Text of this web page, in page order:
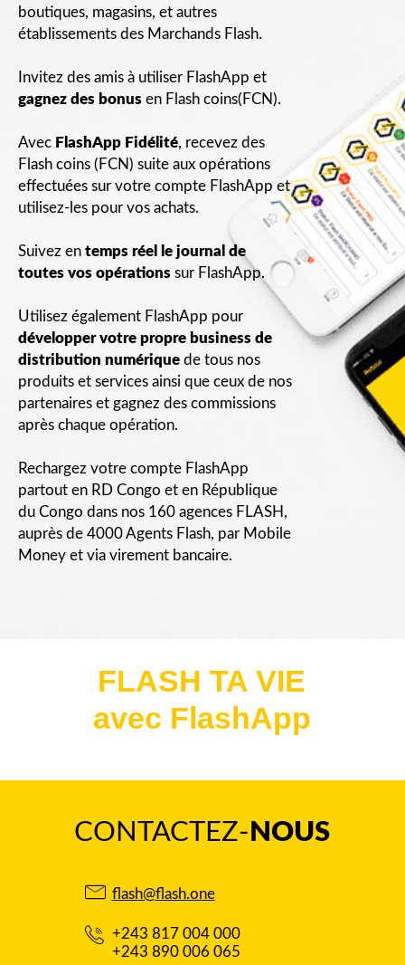
boutiques, magasins, et autres
établissements des Marchands Flash.
Invitez des amis à utiliser FlashApp et
gagnez des bonus en Flash coins(FCN).
Avec FlashApp Fidélité, recevez des
Flash coins (FCN) suite aux opérations
effectuées sur votre compte FlashApp et
utilisez-les pour vos achats.
Suivez en temps réel le journal de
toutes vos opérations sur FlashApp.
Utilisez également FlashApp pour
développer votre propre business de
distribution numérique de tous nos
produits et services ainsi que ceux de nos
partenaires et gagnez des commissions
après chaque opération.
Rechargez votre compte FlashApp
partout en RD Congo et en République
du Congo dans nos 160 agences FLASH,
auprès de 4000 Agents Flash, par Mobile
Money et via virement bancaire.
FLASH TA VIE
avec Flas
CONTACTEZ- NOUS
flash@flash.one
+243 817 004 000
+243 890 006 065